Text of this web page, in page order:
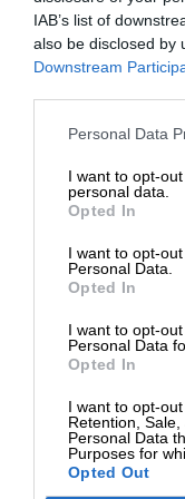
IAB’s list of
also be disclosed by
Downstream
Personal Data
I want to opt-
personal data.
Opted In
I want to opt-
Personal Data.
Opted In
I want to opt-
Personal Data
Opted In
I want to opt-
Retention,
Personal Data
Purposes for
Opted Out
Wymiary
(szer./głęb./
Złącza
Interfejsy
Regulacja
Kąt pochylenia
Interfejs
Montażowy
Różne